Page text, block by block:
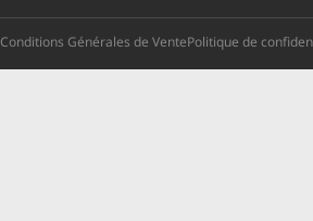
Conditions Générales de VentePolitique de